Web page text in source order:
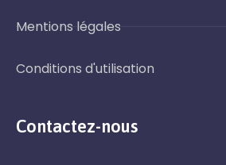
Mentions légales
Conditions d'utilisation
Contactez-nous